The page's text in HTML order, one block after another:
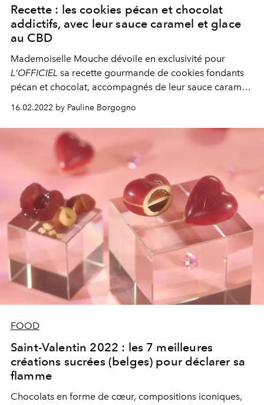
Recette : les cookies pécan et chocolat
addictifs, avec leur sauce caramel et glace
au CBD
Mademoiselle Mouche dévoile en exclusivité pour
L'OFFICIEL sa recette gourmande de cookies fondants
pécan et chocolat, accompagnés de leur sauce caramel
16.02.2022 by Pauline Borgogno
FOOD
Saint-Valentin 2022 : les 7 meilleures
créations sucrées (belges) pour déclarer sa
flamme
Chocolats en forme de cœur, compositions iconiques,